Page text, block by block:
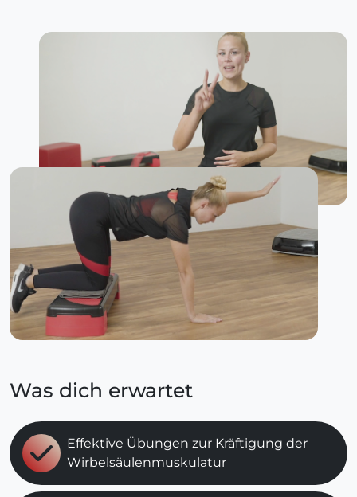
Was dich erwartet
Effektive Übungen zur Kräftigung der
Wirbelsäulenmuskulatur